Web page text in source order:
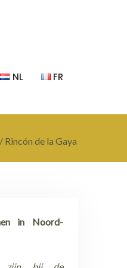
NL FR
Rincón de la Gaya
in Noord-